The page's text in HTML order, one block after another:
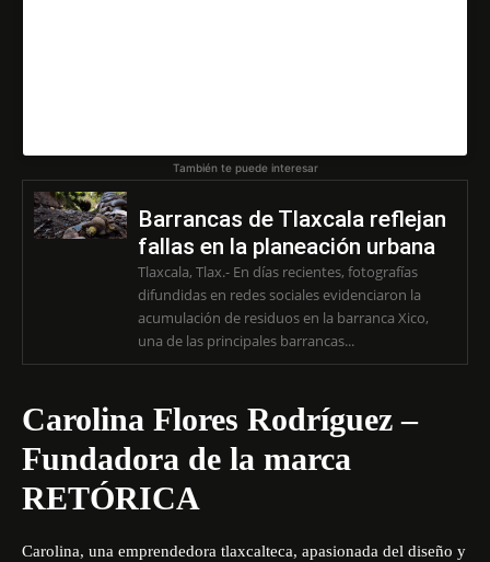
También te puede interesar
Barrancas de Tlaxcala reflejan
fallas en la planeación urbana
Tlaxcala, Tlax.- En días recientes, fotografías
difundidas en redes sociales evidenciaron la
acumulación de residuos en la barranca Xico,
una de las principales barrancas...
Carolina Flores Rodríguez –
Fundadora de la marca
RETÓRICA
Carolina, una emprendedora tlaxcalteca, apasionada del diseño y